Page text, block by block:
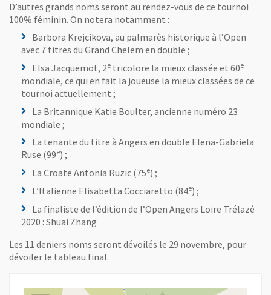
D’autres grands noms seront au rendez-vous de ce tournoi
100% féminin. On notera notamment :
Barbora Krejcikova, au palmarès historique à l’Open
avec 7 titres du Grand Chelem en double ;
Elsa Jacquemot, 2e tricolore la mieux classée et 60e
mondiale, ce qui en fait la joueuse la mieux classées de ce
tournoi actuellement ;
La Britannique Katie Boulter, ancienne numéro 23
mondiale ;
La tenante du titre à Angers en double Elena-Gabriela
Ruse (99e) ;
La Croate Antonia Ruzic (75e) ;
L’Italienne Elisabetta Cocciaretto (84e) ;
La finaliste de l’édition de l’Open Angers Loire Trélazé
2020 : Shuai Zhang
Les 11 deniers noms seront dévoilés le 29 novembre, pour
dévoiler le tableau final.